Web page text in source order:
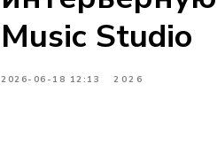
Music Studio
2026-06-18 12:13 2026